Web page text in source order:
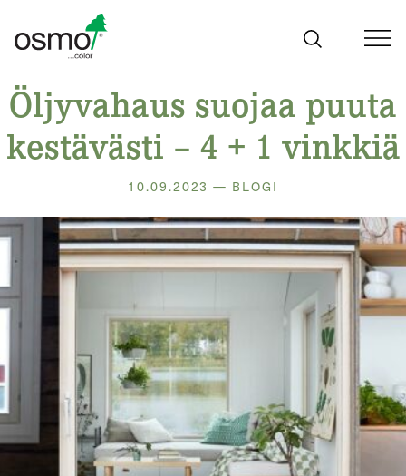
Öljyvahaus suojaa puuta
kestävästi – 4 + 1 vinkkiä
10.09.2023 — BLOGI